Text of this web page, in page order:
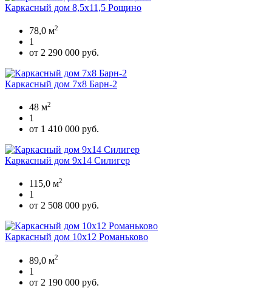
Каркасный дом 8,5х11,5 Рощино
78,0 м2
1
от 2 290 000 руб.
Каркасный дом 7х8 Барн-2
48 м2
1
от 1 410 000 руб.
Каркасный дом 9х14 Силигер
115,0 м2
1
от 2 508 000 руб.
Каркасный дом 10х12 Романьково
89,0 м2
1
от 2 190 000 руб.